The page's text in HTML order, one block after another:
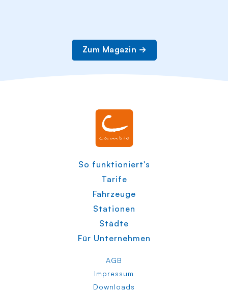
Zum Magazin
So funktioniert's
Tarife
Fahrzeuge
Stationen
Städte
Für Unternehmen
AGB
Impressum
Downloads